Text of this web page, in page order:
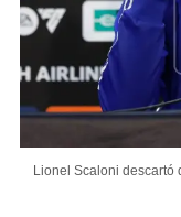
Lionel Scaloni descartó